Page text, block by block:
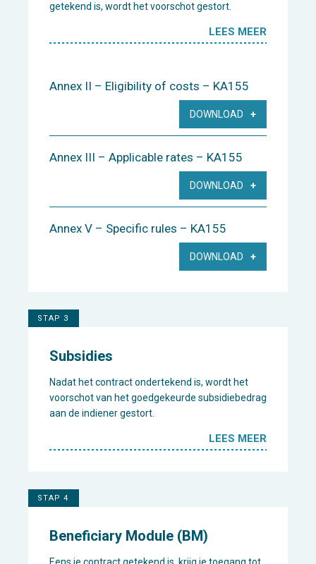
getekend is, wordt het voorschot gestort.
LEES MEER
Annex II – Eligibility of costs – KA155
DOWNLOAD
Annex III – Applicable rates – KA155
DOWNLOAD
Annex V – Specific rules – KA155
DOWNLOAD
STAP 3
Subsidies
Nadat het contract ondertekend is, wordt het
voorschot van het goedgekeurde subsidiebedrag
aan de indiener gestort.
LEES MEER
STAP 4
Beneficiary Module (BM)